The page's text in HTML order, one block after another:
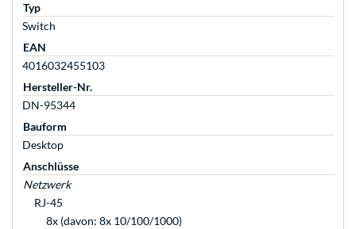
Typ
Switch
EAN
4016032455103
Hersteller-Nr.
DN-95344
Bauform
Desktop
Anschlüsse
Netzwerk
RJ-45
8x (davon: 8x 10/100/1000)